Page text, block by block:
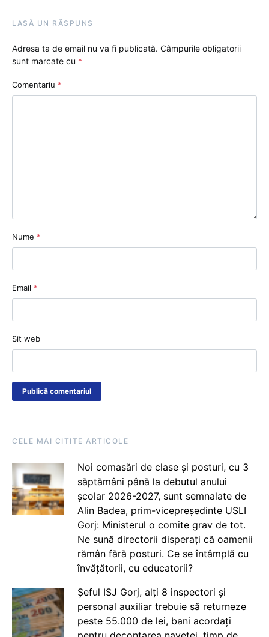
LASĂ UN RĂSPUNS
Adresa ta de email nu va fi publicată. Câmpurile obligatorii
sunt marcate cu *
Comentariu *
Nume *
Email *
Sit web
CELE MAI CITITE ARTICOLE
Noi comasări de clase și posturi, cu 3
săptămâni până la debutul anului
școlar 2026-2027, sunt semnalate de
Alin Badea, prim-vicepreședinte USLI
Gorj: Ministerul o comite grav de tot.
Ne sună directorii disperați că oamenii
rămân fără posturi. Ce se întâmplă cu
învățătorii, cu educatorii?
Șeful ISJ Gorj, alți 8 inspectori și
personal auxiliar trebuie să returneze
peste 55.000 de lei, bani acordați